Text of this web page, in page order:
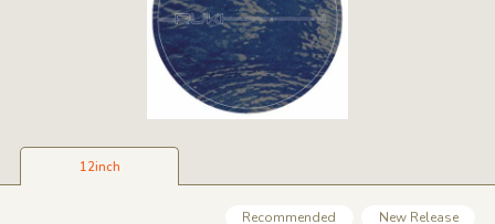
12inch
Recommended New Release